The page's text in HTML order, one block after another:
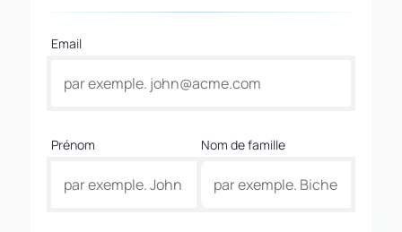
Email
Prénom Nom de famille